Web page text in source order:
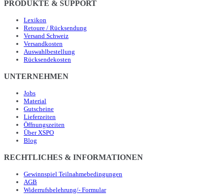
PRODUKTE & SUPPORT
Lexikon
Retoure / Rücksendung
Versand Schweiz
Versandkosten
Auswahlbestellung
Rücksendekosten
UNTERNEHMEN
Jobs
Material
Gutscheine
Lieferzeiten
Öffnungszeiten
Über XSPO
Blog
RECHTLICHES & INFORMATIONEN
Gewinnspiel Teilnahmebedingungen
AGB
Widerrufsbelehrung/- Formular